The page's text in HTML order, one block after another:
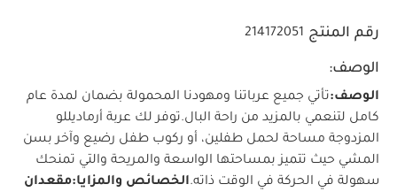
رقم المنتج 214172051
الوصف:
الوصف:تأتي جميع عرباتنا ومهودنا المحمولة بضمان لمدة عام
كامل لتنعمي بالمزيد من راحة البال.توفر لك عربة أرماديللو
المزدوجة مساحة لحمل طفلين، أو ركوب طفل رضيع وآخر بسن
المشي حيث تتميز بمساحتها الواسعة والمريحة والتي تمنحك
سهولة في الحركة في الوقت ذاته.الخصائص والمزايا:مقعدان